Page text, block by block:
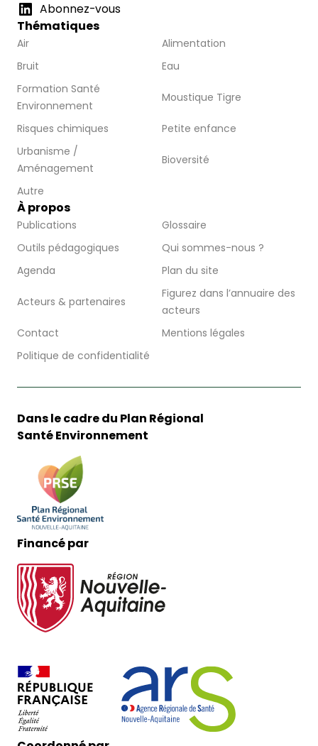
Abonnez-vous
Thématiques
Air
Alimentation
Bruit
Eau
Formation Santé
Environnement
Moustique Tigre
Risques chimiques
Petite enfance
Urbanisme /
Aménagement
Bioversité
Autre
À propos
Publications
Glossaire
Outils pédagogiques
Qui sommes-nous ?
Agenda
Plan du site
Acteurs & partenaires
Figurez dans l’annuaire des
acteurs
Contact
Mentions légales
Politique de confidentialité
Dans le cadre du Plan Régional
Santé Environnement
Financé par